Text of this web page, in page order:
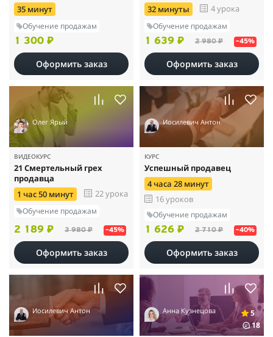
35 минут
Обучение продажам
1 300 ₽
Оформить заказ
32 минуты
4 урока
Обучение продажам
1 639 ₽ 2 980 ₽ –45%
Оформить заказ
Олег Ярый
ВИДЕОКУРС
21 Смертельный грех
продавца
1 час 50 минут
22 урока
Обучение продажам
2 189 ₽ 3 980 ₽ –45%
Оформить заказ
Иосилевич Антон
КУРС
Успешный продавец
4 часа 28 минут
16 уроков
Обучение продажам
1 626 ₽ 2 710 ₽ –40%
Оформить заказ
Иосилевич Антон Анна Кузнецова
5
18